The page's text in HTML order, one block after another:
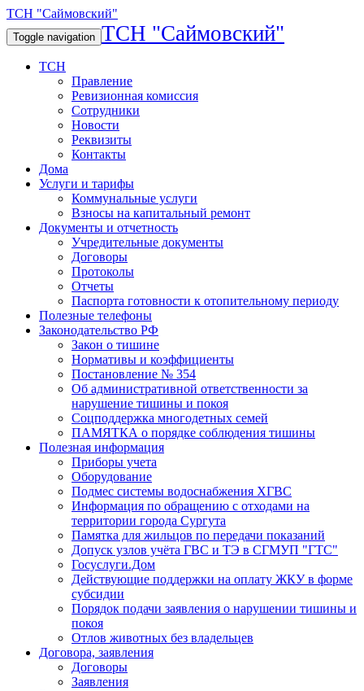
ТСН "Саймовский"
Toggle navigation ТСН "Саймовский"
ТСН
Правление
Ревизионная комиссия
Сотрудники
Новости
Реквизиты
Контакты
Дома
Услуги и тарифы
Коммунальные услуги
Взносы на капитальный ремонт
Документы и отчетность
Учредительные документы
Договоры
Протоколы
Отчеты
Паспорта готовности к отопительному периоду
Полезные телефоны
Законодательство РФ
Закон о тишине
Нормативы и коэффициенты
Постановление № 354
Об административной ответственности за
нарушение тишины и покоя
Соцподдержка многодетных семей
ПАМЯТКА о порядке соблюдения тишины
Полезная информация
Приборы учета
Оборудование
Подмес системы водоснабжения ХГВС
Информация по обращению с отходами на
территории города Сургута
Памятка для жильцов по передачи показаний
Допуск узлов учёта ГВС и ТЭ в СГМУП "ГТС"
Госуслуги.Дом
Действующие поддержки на оплату ЖКУ в форме
субсидии
Порядок подачи заявления о нарушении тишины и
покоя
Отлов животных без владельцев
Договора, заявления
Договоры
Заявления